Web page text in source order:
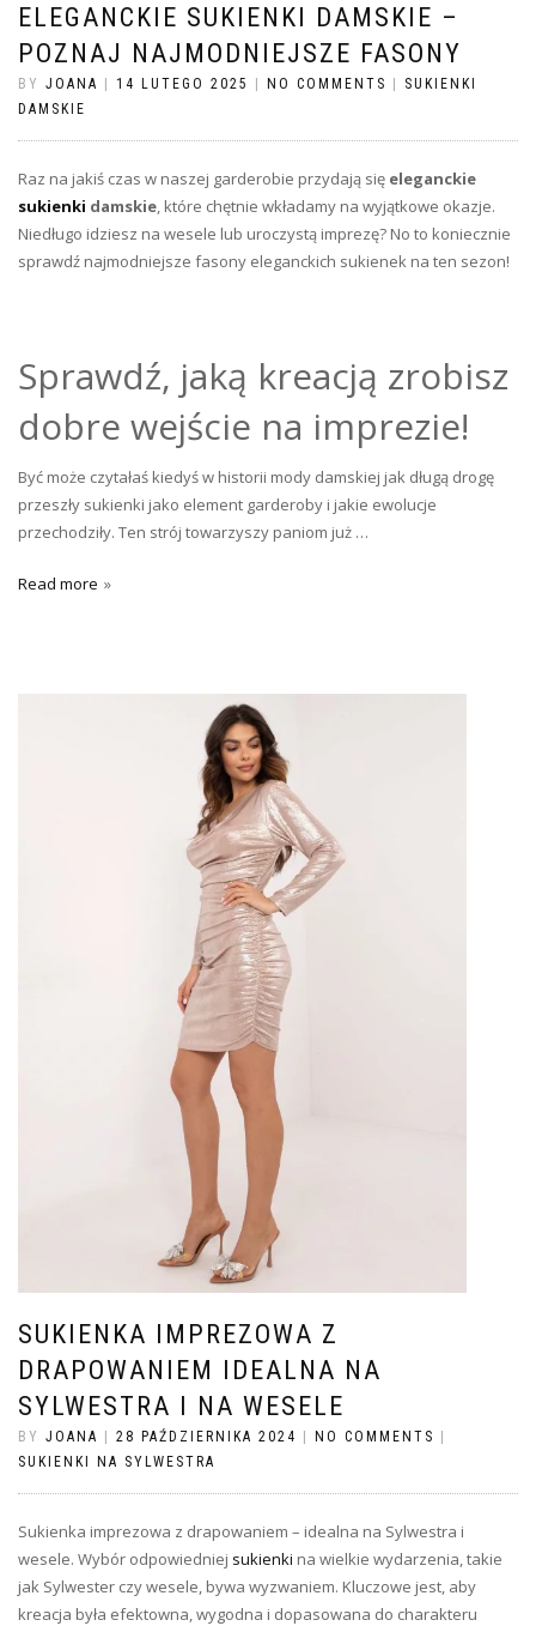
ELEGANCKIE SUKIENKI DAMSKIE –
POZNAJ NAJMODNIEJSZE FASONY
BY JOANA | 14 LUTEGO 2025 | NO COMMENTS | SUKIENKI
DAMSKIE
Raz na jakiś czas w naszej garderobie przydają się eleganckie
sukienki damskie , które chętnie wkładamy na wyjątkowe okazje.
Niedługo idziesz na wesele lub uroczystą imprezę? No to koniecznie
sprawdź najmodniejsze fasony eleganckich sukienek na ten sezon!
Sprawdź, jaką kreacją zrobisz
dobre wejście na imprezie!
Być może czytałaś kiedyś w historii mody damskiej jak długą drogę
przeszły sukienki jako element garderoby i jakie ewolucje
przechodziły. Ten strój towarzyszy paniom już …
Read more
SUKIENKA IMPREZOWA Z
DRAPOWANIEM IDEALNA NA
SYLWESTRA I NA WESELE
BY JOANA | 28 PAŹDZIERNIKA 2024 | NO COMMENTS |
SUKIENKI NA SYLWESTRA
Sukienka imprezowa z drapowaniem – idealna na Sylwestra i
wesele. Wybór odpowiedniej sukienki na wielkie wydarzenia, takie
jak Sylwester czy wesele, bywa wyzwaniem. Kluczowe jest, aby
kreacja była efektowna, wygodna i dopasowana do charakteru